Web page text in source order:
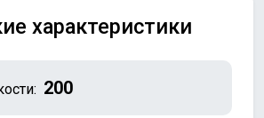
характеристики
200